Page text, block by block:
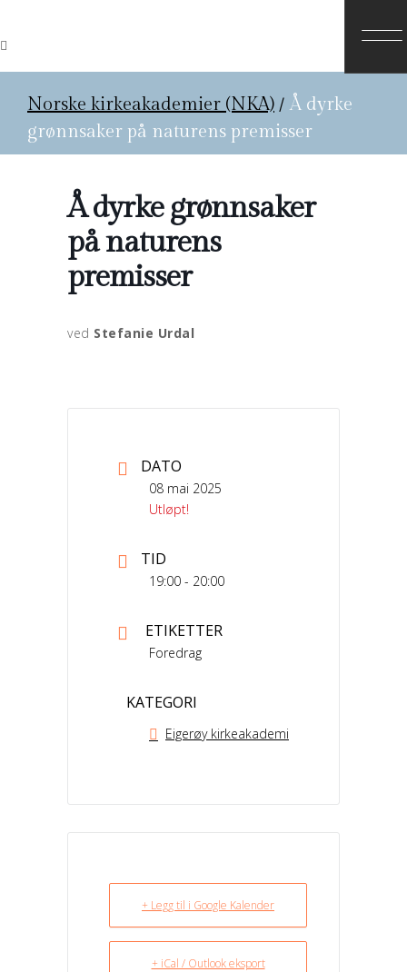
Norske kirkeakademier (NKA) /Å dyrke
grønnsaker på naturens premisser
Å dyrke grønnsaker
på naturens
premisser
ved Stefanie Urdal
DATO
08 mai 2025
Utløpt!
TID
19:00 - 20:00
ETIKETTER
Foredrag
KATEGORI
Eigerøy kirkeakademi
+ Legg til i Google Kalender
+ iCal / Outlook eksport